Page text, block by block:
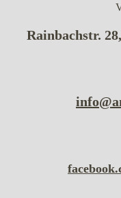
Rainbachstr.